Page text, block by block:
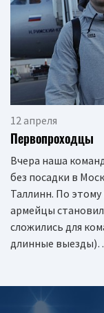
12 апреля
Первопроходцы
Вчера наша
без посадки в
Таллинн. По
армейцы
сложились для
длинные